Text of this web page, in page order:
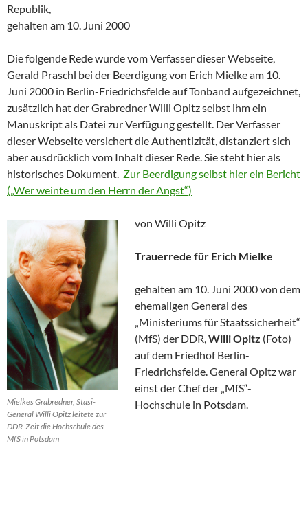
Republik,
gehalten am 10. Juni 2000
Die folgende Rede wurde vom Verfasser dieser Webseite,
Gerald Praschl bei der Beerdigung von Erich Mielke am 10.
Juni 2000 in Berlin-Friedrichsfelde auf Tonband aufgezeichnet,
zusätzlich hat der Grabredner Willi Opitz selbst ihm ein
Manuskript als Datei zur Verfügung gestellt. Der Verfasser
dieser Webseite versichert die Authentizität, distanziert sich
aber ausdrücklich vom Inhalt dieser Rede. Sie steht hier als
historisches Dokument. Zur Beerdigung selbst hier ein Bericht
(„Wer weinte um den Herrn der Angst“)
Mielkes Grabredner, Stasi-
General Willi Opitz leitete zur
DDR-Zeit die Hochschule des
MfS in Potsdam
von Willi Opitz
Trauerrede für Erich Mielke
gehalten am 10. Juni 2000 von dem
ehemaligen General des
„Ministeriums für Staatssicherheit“
(MfS) der DDR,Willi Opitz (Foto)
auf dem Friedhof Berlin-
Friedrichsfelde. General Opitz war
einst der Chef der „MfS“-
Hochschule in Potsdam.